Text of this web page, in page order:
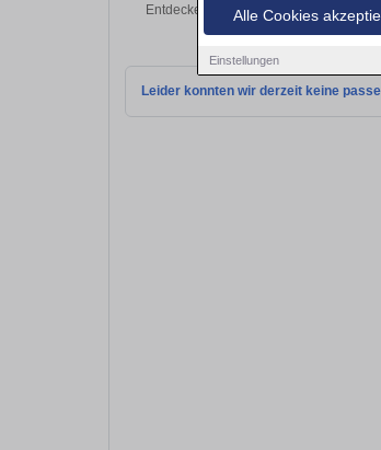
Alle Cookies
Einstellungen
Entdecken Sie in Lippstadt
Leider konnten wir derzeit keine